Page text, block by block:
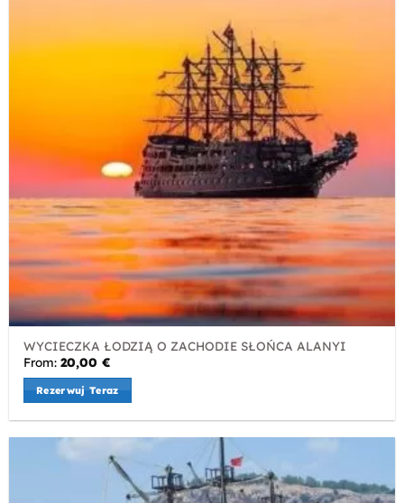
WYCIECZKA ŁODZIĄ O ZACHODIE SŁOŃCA ALANYI
From:20,00€
Rezerwuj Teraz